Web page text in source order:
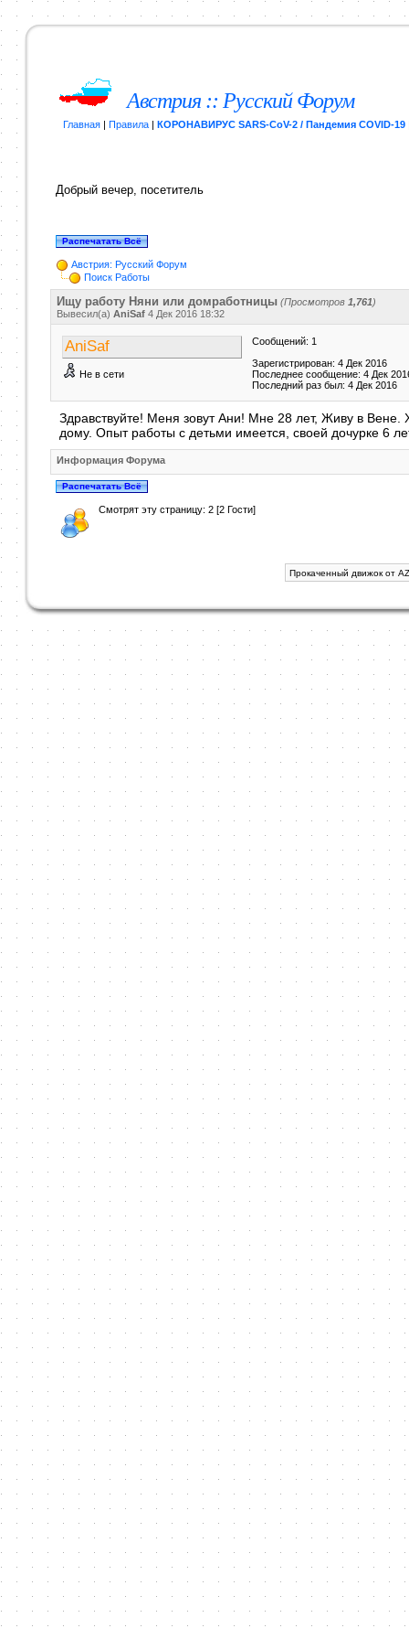
Австрия :: Русский Форум
Главная| Правила| КОРОНАВИРУС SARS-CoV-2 / Пандемия COVID-19
Добрый вечер, посетитель
Австрия: Русский Форум
Поиск Работы
Ищу работу Няни или домработницы (Просмотров 1,761)
Вывесил(a) AniSaf4 Дек 2016 18:32
AniSaf
Не в сети
Сообщений: 1
Зарегистрирован: 4 Дек 2016
Последнее сообщение: 4 Дек
Последний раз был: 4 Дек 2016
Здравствуйте! Меня зовут Ани! Мне 28 лет, Живу в
дому. Опыт работы с детьми имеется, своей дочурке 6
Информация Форума
Смотрят эту страницу: 2 [2 Гости]
Прокаченный движок от